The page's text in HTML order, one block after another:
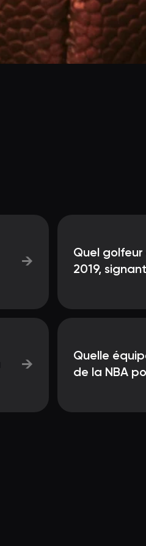
→
Quel golfeur
2019,
→
Quelle
de la NBA